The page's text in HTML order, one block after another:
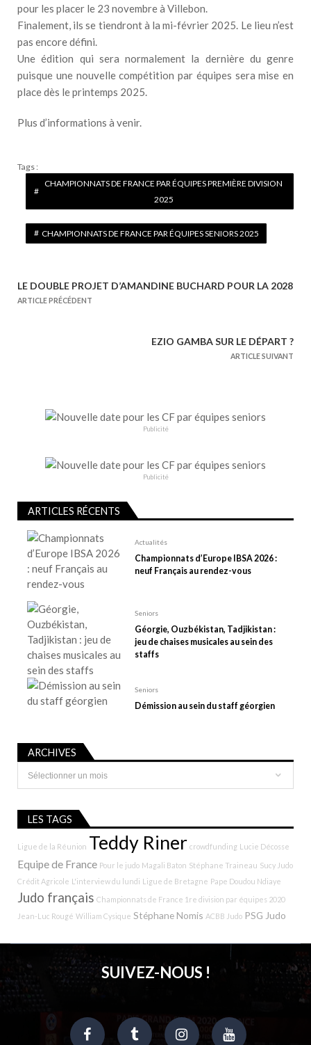
pour les placer le 23 novembre à Villebon.
Finalement, ils se tiendront à la mi-février 2025. Le lieu n’est
pas encore défini.
Une édition qui sera normalement la dernière du genre
puisque une nouvelle compétition par équipes sera mise en
place dès le printemps 2025.
Plus d’informations à venir.
Tags :
CHAMPIONNATS DE FRANCE PAR ÉQUIPES PREMIÈRE DIVISION
2025
CHAMPIONNATS DE FRANCE PAR ÉQUIPES SENIORS 2025
N
LE DOUBLE PROJET D’AMANDINE BUCHARD POUR LA 2028
ARTICLE PRÉCÉDENT
EZIO GAMBA SUR LE DÉPART ?
ARTICLE SUIVANT
Publicité
Publicité
ARTICLES RÉCENTS
Actualités
Championnats d’Europe IBSA 2026 :
neuf Français au rendez-vous
Seniors
Géorgie, Ouzbékistan, Tadjikistan :
jeu de chaises musicales au sein des
staffs
Seniors
Démission au sein du staff géorgien
ARCHIVES
Archives
LES TAGS
Ligue de la Réunion Teddy Riner crowdfunding Lucie Décosse
Equipe de France Pour le judo Magali Baton Stéphane Traineau Sucy Judo
Crédit Agricole L'interview du lundi Ligue de Bretagne Pape Doudou Ndiaye
Judo français Championnats de France 1re division par équipes 2020
Jean-Luc Rougé William Cysique Stéphane Nomis ACBB Judo PSG Judo
SUIVEZ-NOUS !